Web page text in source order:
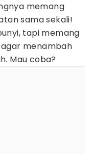
memang
sama sekali!
tapi memang
menambah
Mau coba?